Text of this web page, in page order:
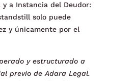
y a Instancia del Deudor:
solo puede
y únicamente por el
y estructurado a
previo de Adara Legal.